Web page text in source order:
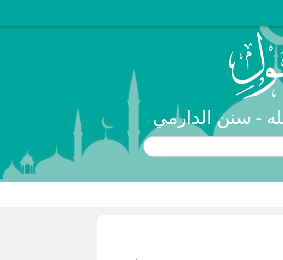
- سنن الدارمي